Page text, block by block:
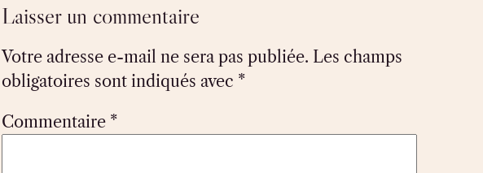
Laisser un commentaire
Votre adresse e-mail ne sera pas publiée. Les champs
obligatoires sont indiqués avec *
Commentaire *